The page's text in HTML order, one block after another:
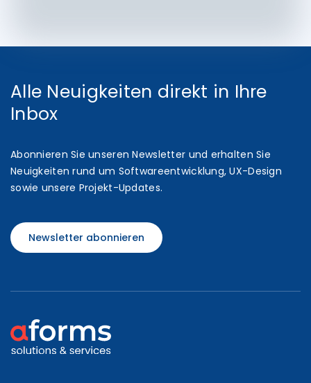
Alle Neuigkeiten direkt in Ihre
Inbox
Abonnieren Sie unseren Newsletter und erhalten Sie
Neuigkeiten rund um Softwareentwicklung, UX-Design
sowie unsere Projekt-Updates.
Newsletter abonnieren